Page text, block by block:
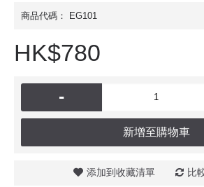
商品代碼： EG101
HK$780
-
新增至購物車
添加到收藏清單 比